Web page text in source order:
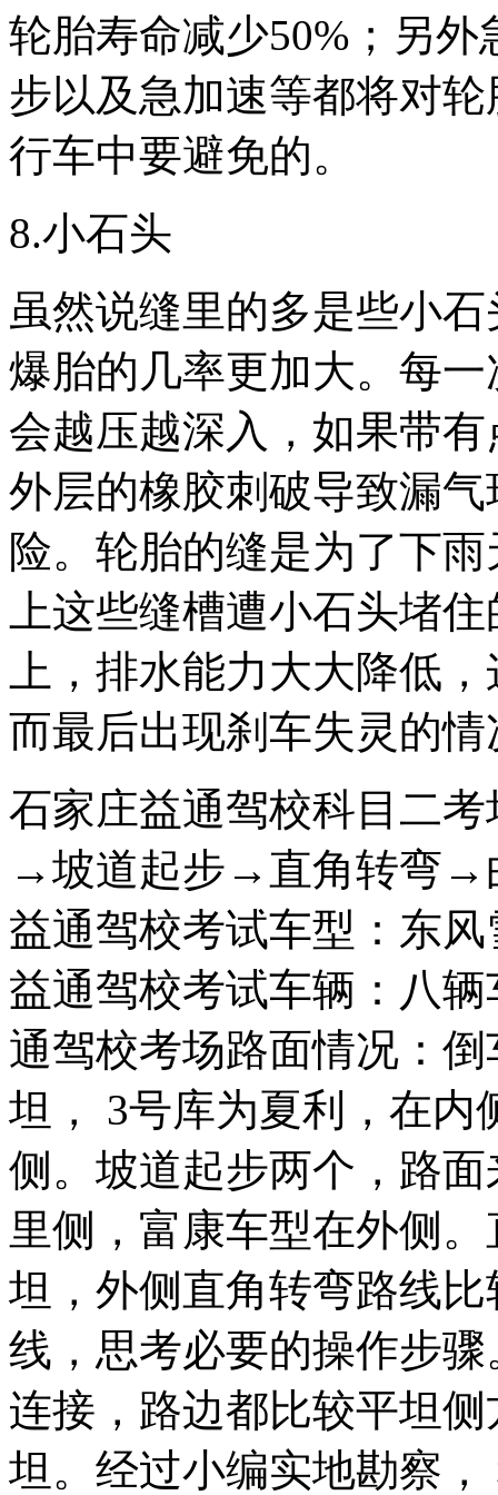
轮胎寿命减少50%；另
步以及急加速等都将对
行车中要避免的。
8.小石头
虽然说缝里的多是些小
爆胎的几率更加大。每
会越压越深入，如果带
外层的橡胶刺破导致漏
险。轮胎的缝是为了下
上这些缝槽遭小石头堵
上，排水能力大大降低
而最后出现刹车失灵的
石家庄益通驾校科目二
→坡道起步→直角转弯→
益通驾校考试车型：东
益通驾校考试车辆：八
通驾校考场路面情况：
坦， 3号库为夏利，在内
侧。坡道起步两个，路
里侧，富康车型在外侧
坦，外侧直角转弯路线
线，思考必要的操作步
连接，路边都比较平坦
坦。经过小编实地勘察